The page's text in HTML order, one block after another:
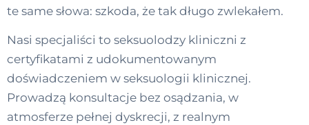
te same słowa: szkoda, że tak długo zwlekałem.
Nasi specjaliści to seksuolodzy kliniczni z
certyfikatami z udokumentowanym
doświadczeniem w seksuologii klinicznej.
Prowadzą konsultacje bez osądzania, w
atmosferze pełnej dyskrecji, z realnym